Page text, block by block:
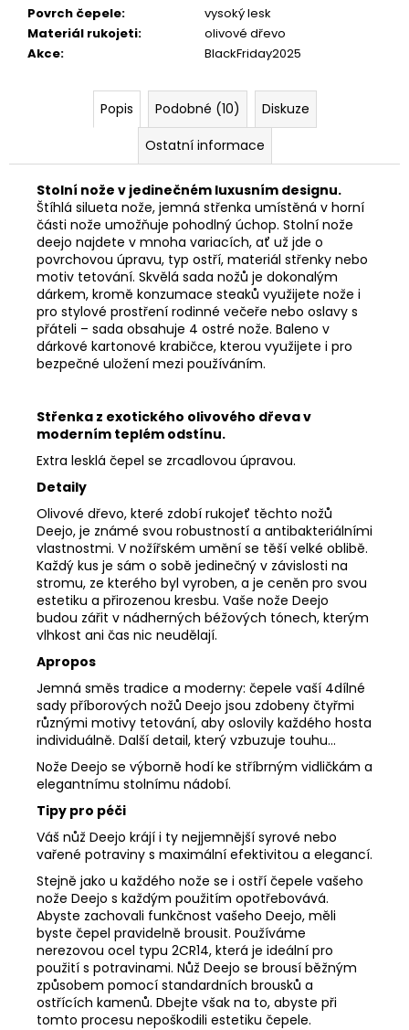
Povrch čepele:
vysoký lesk
Materiál rukojeti:
olivové dřevo
Akce: BlackFriday2025
Popis Podobné (10)
Diskuze
Ostatní informace
Stolní nože v jedinečném luxusním designu.
Štíhlá silueta nože, jemná střenka umístěná v horní
části nože umožňuje pohodlný úchop. Stolní nože
deejo najdete v mnoha variacích, ať už jde o
povrchovou úpravu, typ ostří, materiál střenky nebo
motiv tetování. Skvělá sada nožů je dokonalým
dárkem, kromě konzumace steaků využijete nože i
pro stylové prostření rodinné večeře nebo oslavy s
přáteli – sada obsahuje 4 ostré nože. Baleno v
dárkové kartonové krabičce, kterou využijete i pro
bezpečné uložení mezi používáním.
Střenka z exotického olivového dřeva v
moderním teplém odstínu.
Extra lesklá čepel se zrcadlovou úpravou.
Detaily
Olivové dřevo, které zdobí rukojeť těchto nožů
Deejo, je známé svou robustností a antibakteriálními
vlastnostmi. V nožířském umění se těší velké oblibě.
Každý kus je sám o sobě jedinečný v závislosti na
stromu, ze kterého byl vyroben, a je ceněn pro svou
estetiku a přirozenou kresbu. Vaše nože Deejo
budou zářit v nádherných béžových tónech, kterým
vlhkost ani čas nic neudělají.
Apropos
Jemná směs tradice a moderny: čepele vaší 4dílné
sady příborových nožů Deejo jsou zdobeny čtyřmi
různými motivy tetování, aby oslovily každého hosta
individuálně. Další detail, který vzbuzuje touhu...
Nože Deejo se výborně hodí ke stříbrným vidličkám a
elegantnímu stolnímu nádobí.
Tipy pro péči
Váš nůž Deejo krájí i ty nejjemnější syrové nebo
vařené potraviny s maximální efektivitou a elegancí.
Stejně jako u každého nože se i ostří čepele vašeho
nože Deejo s každým použitím opotřebovává.
Abyste zachovali funkčnost vašeho Deejo, měli
byste čepel pravidelně brousit. Používáme
nerezovou ocel typu 2CR14, která je ideální pro
použití s potravinami. Nůž Deejo se brousí běžným
způsobem pomocí standardních brousků a
ostřících kamenů. Dbejte však na to, abyste při
tomto procesu nepoškodili estetiku čepele.
KAPESNÍ
NŮŽ
DEEJO
TATTOO
Kč